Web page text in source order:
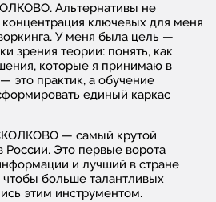
Альтернативы не
концентрация ключевых для меня
У меня была цель —
зрения теории: понять, как
которые я принимаю в
это практик, а обучение
единый каркас
— самый крутой
России. Это первые ворота
и лучший в стране
чтобы больше талантливых
этим инструментом.